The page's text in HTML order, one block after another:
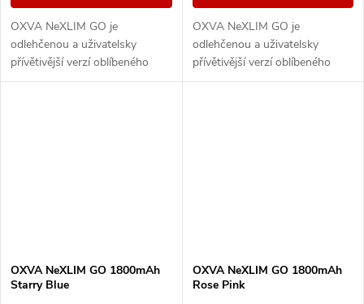
OXVA NeXLIM GO je
odlehčenou a uživatelsky
přívětivější verzí oblíbeného
modelu NeXLIM, která si však
OXVA NeXLIM GO je
odlehčenou a uživatelsky
přívětivější verzí oblíbeného
modelu NeXLIM, která si však
OXVA NeXLIM GO 1800mAh
Starry Blue
OXVA NeXLIM GO 1800mAh
Rose Pink